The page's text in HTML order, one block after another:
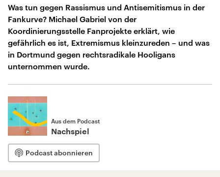
Was tun gegen Rassismus und Antisemitismus in der
Fankurve? Michael Gabriel von der
Koordinierungsstelle Fanprojekte erklärt, wie
gefährlich es ist, Extremismus kleinzureden – und was
in Dortmund gegen rechtsradikale Hooligans
unternommen wurde.
Aus dem Podcast
Nachspiel
Podcast abonnieren